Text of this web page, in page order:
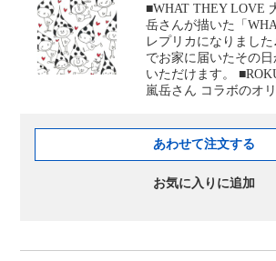
■WHAT THEY LOVE
岳さんが描いた「
レプリカになりまし
でお家に届いたその
いただけます。
嵐岳さん コラボのオ
あわせて注文する
お気に入りに追加